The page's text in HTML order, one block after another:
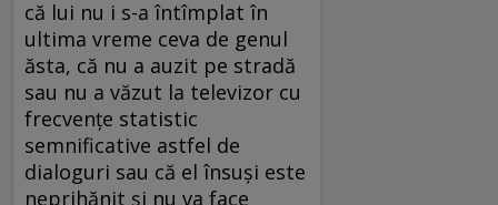
că lui nu i s-a întîmplat în
ultima vreme ceva de genul
ăsta, că nu a auzit pe stradă
sau nu a văzut la televizor cu
frecvenţe statistic
semnificative astfel de
dialoguri sau că el însuşi este
neprihănit şi nu va face